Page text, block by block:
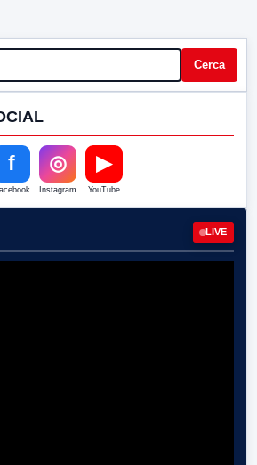
Cerca
f ◎
Instagram
▶
YouTube
LIVE